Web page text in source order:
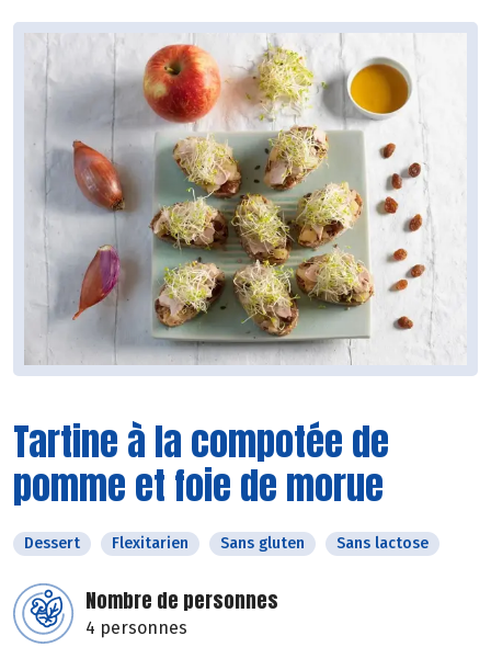
Tartine à la compotée de
pomme et foie de morue
Dessert Flexitarien Sans gluten Sans lactose
Nombre de personnes
4 personnes